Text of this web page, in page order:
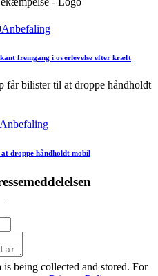
Anbefaling
fremgang i overlevelse efter kræft
Anbefaling
droppe håndholdt mobil
being collected and stored. For